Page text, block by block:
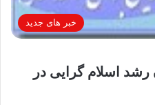
خبر های جدید
رشد اسلام گرایی در